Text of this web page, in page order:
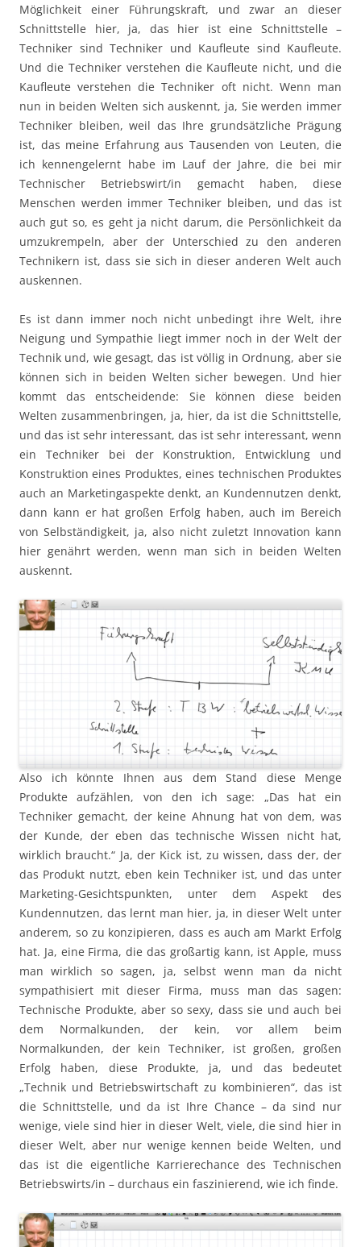
Möglichkeit einer Führungskraft, und zwar an dieser
Schnittstelle hier, ja, das hier ist eine Schnittstelle –
Techniker sind Techniker und Kaufleute sind Kaufleute.
Und die Techniker verstehen die Kaufleute nicht, und die
Kaufleute verstehen die Techniker oft nicht. Wenn man
nun in beiden Welten sich auskennt, ja, Sie werden immer
Techniker bleiben, weil das Ihre grundsätzliche Prägung
ist, das meine Erfahrung aus Tausenden von Leuten, die
ich kennengelernt habe im Lauf der Jahre, die bei mir
Technischer Betriebswirt/in gemacht haben, diese
Menschen werden immer Techniker bleiben, und das ist
auch gut so, es geht ja nicht darum, die Persönlichkeit da
umzukrempeln, aber der Unterschied zu den anderen
Technikern ist, dass sie sich in dieser anderen Welt auch
auskennen.
Es ist dann immer noch nicht unbedingt ihre Welt, ihre
Neigung und Sympathie liegt immer noch in der Welt der
Technik und, wie gesagt, das ist völlig in Ordnung, aber sie
können sich in beiden Welten sicher bewegen. Und hier
kommt das entscheidende: Sie können diese beiden
Welten zusammenbringen, ja, hier, da ist die Schnittstelle,
und das ist sehr interessant, das ist sehr interessant, wenn
ein Techniker bei der Konstruktion, Entwicklung und
Konstruktion eines Produktes, eines technischen Produktes
auch an Marketingaspekte denkt, an Kundennutzen denkt,
dann kann er hat großen Erfolg haben, auch im Bereich
von Selbständigkeit, ja, also nicht zuletzt Innovation kann
hier genährt werden, wenn man sich in beiden Welten
auskennt.
Also ich könnte Ihnen aus dem Stand diese Menge
Produkte aufzählen, von den ich sage: „Das hat ein
Techniker gemacht, der keine Ahnung hat von dem, was
der Kunde, der eben das technische Wissen nicht hat,
wirklich braucht.“ Ja, der Kick ist, zu wissen, dass der, der
das Produkt nutzt, eben kein Techniker ist, und das unter
Marketing-Gesichtspunkten, unter dem Aspekt des
Kundennutzen, das lernt man hier, ja, in dieser Welt unter
anderem, so zu konzipieren, dass es auch am Markt Erfolg
hat. Ja, eine Firma, die das großartig kann, ist Apple, muss
man wirklich so sagen, ja, selbst wenn man da nicht
sympathisiert mit dieser Firma, muss man das sagen:
Technische Produkte, aber so sexy, dass sie und auch bei
dem Normalkunden, der kein, vor allem beim
Normalkunden, der kein Techniker, ist großen, großen
Erfolg haben, diese Produkte, ja, und das bedeutet
„Technik und Betriebswirtschaft zu kombinieren“, das ist
die Schnittstelle, und da ist Ihre Chance – da sind nur
wenige, viele sind hier in dieser Welt, viele, die sind hier in
dieser Welt, aber nur wenige kennen beide Welten, und
das ist die eigentliche Karrierechance des Technischen
Betriebswirts/in – durchaus ein faszinierend, wie ich finde.